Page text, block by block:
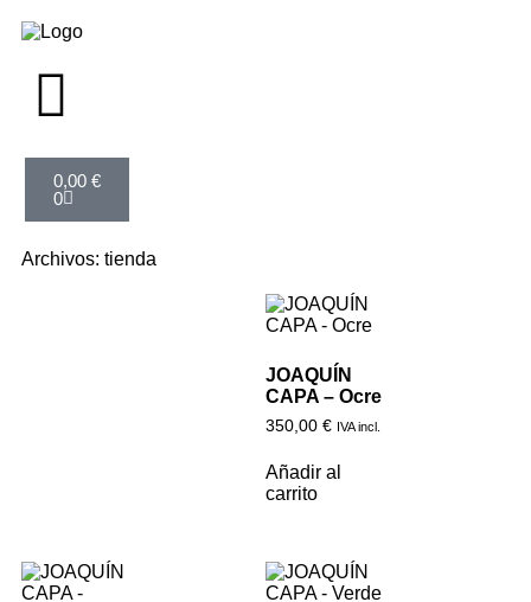
0,00 €
0
Archivos: tienda
JOAQUÍN
CAPA – Ocre
350,00 € IVA incl.
Añadir al
carrito